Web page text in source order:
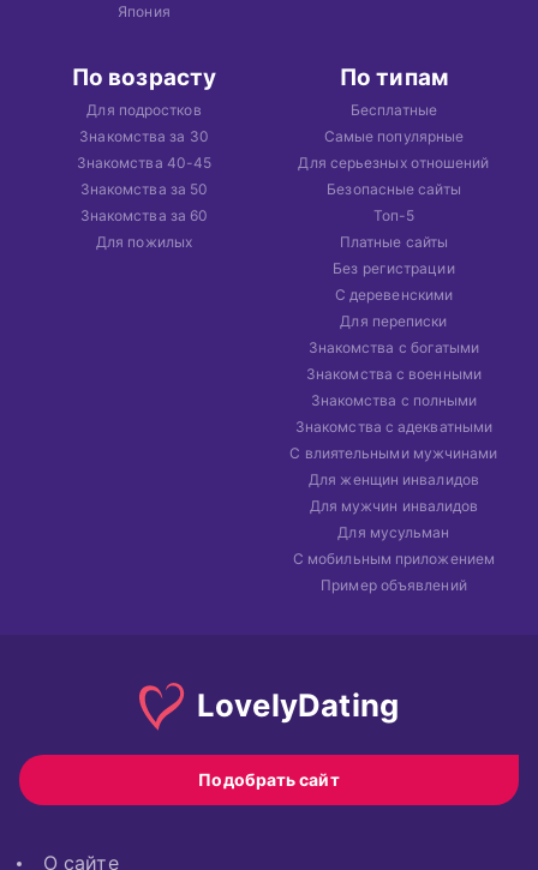
Япония
По возрасту
Для подростков
Знакомства за 30
Знакомства 40-45
Знакомства за 50
Знакомства за 60
Для пожилых
По типам
Бесплатные
Самые популярные
Для серьезных отношений
Безопасные сайты
Топ-5
Платные сайты
Без регистрации
С деревенскими
Для переписки
Знакомства с богатыми
Знакомства с военными
Знакомства с полными
Знакомства с адекватными
С влиятельными мужчинами
Для женщин инвалидов
Для мужчин инвалидов
Для мусульман
С мобильным приложением
Пример объявлений
LovelyDating
Подобрать сайт
О сайте